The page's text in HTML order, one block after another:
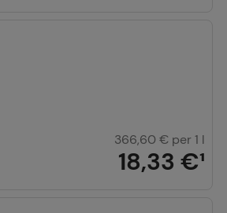
18,33 €¹
366,60 € per 1 l